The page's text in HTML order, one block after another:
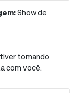
Show de
tomando
com você.